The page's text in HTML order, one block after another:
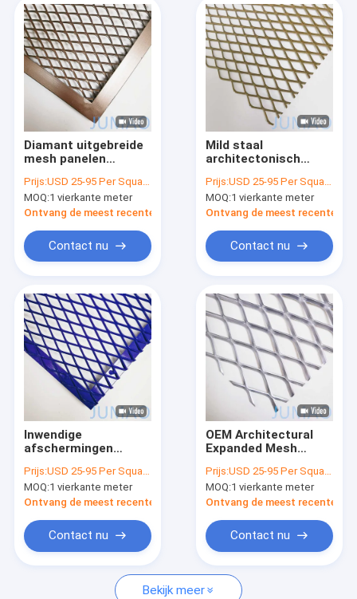
Producten
Over ons
Fabrieksreis
Kwaliteitscontrole
nieuws
Alle Gevallen
Vraag een offerte aan
Diamant uitgebreide
mesh panelen
rooster voor
wandelpad
handgrepen
Prijs:USD 25-95 Per Square Meter
MOQ:1 vierkante meter
Ontvang de meest recente Prijs
Contact nu
Mild staal
architectonisch
gaas externe hek
Prijs:USD 25-95 Per Square Meter
MOQ:1 vierkante meter
Ontvang de meest recente
Contact nu
Inwendige
afschermingen
platte mesh screen
roestvrij staal
Prijs:USD 25-95 Per Square Meter
MOQ:1 vierkante meter
Ontvang de meest recente Prijs
Contact nu
OEM Architectural
Expanded Mesh
gebouwbedekking
Prijs:USD 25-95 Per Square Meter
MOQ:1 vierkante meter
Ontvang de meest recente
Contact nu
Bekijk meer